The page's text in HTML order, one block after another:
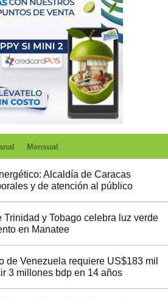
Mensual
Alcaldía de Caracas
y de atención al público
Trinidad y Tobago celebra luz verde
en Manatee
de Venezuela requiere US$183 mil
3 millones bdp en 14 años